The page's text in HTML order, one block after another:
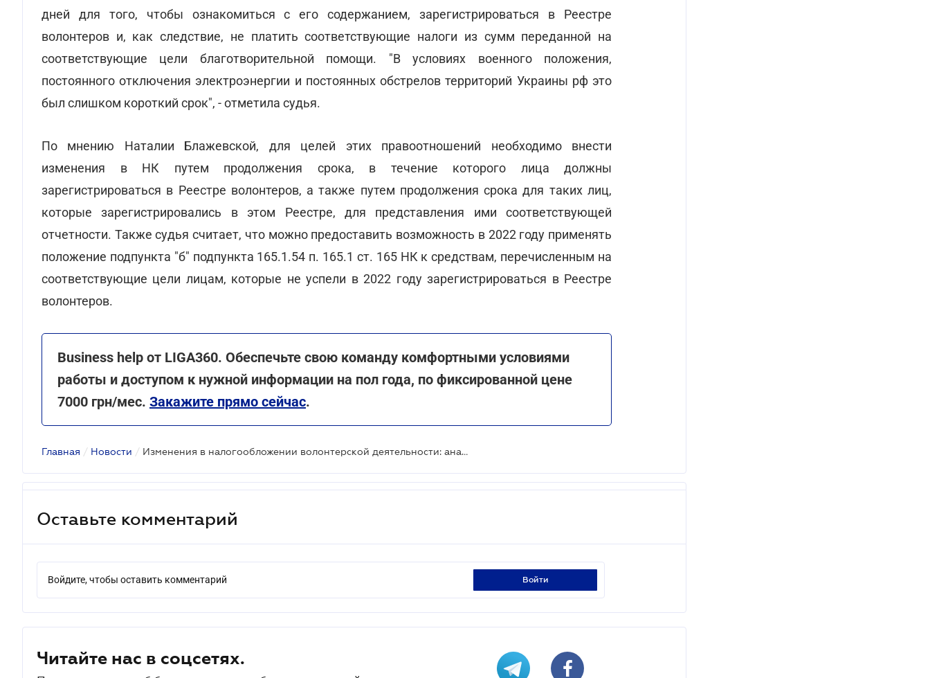
дней для того, чтобы ознакомиться с его содержанием, зарегистрироваться в Реестре
волонтеров и, как следствие, не платить соответствующие налоги из сумм переданной на
соответствующие цели благотворительной помощи. "В условиях военного положения,
постоянного отключения электроэнергии и постоянных обстрелов территорий Украины рф это
был слишком короткий срок", - отметила судья.
По мнению Наталии Блажевской, для целей этих правоотношений необходимо внести
изменения в НК путем продолжения срока, в течение которого лица должны
зарегистрироваться в Реестре волонтеров, а также путем продолжения срока для таких лиц,
которые зарегистрировались в этом Реестре, для представления ими соответствующей
отчетности. Также судья считает, что можно предоставить возможность в 2022 году применять
положение подпункта "б" подпункта 165.1.54 п. 165.1 ст. 165 НК к средствам, перечисленным на
соответствующие цели лицам, которые не успели в 2022 году зарегистрироваться в Реестре
волонтеров.
Business help от LIGA360. Обеспечьте свою команду комфортными условиями
работы и доступом к нужной информации на пол года, по фиксированной цене
7000 грн/мес. Закажите прямо сейчас.
Главная / Новости / Изменения в налогообложении волонтерской деятельности: анализ от судьи ВС
Оставьте комментарий
Войдите, чтобы оставить комментарий войти
Читайте нас в соцсетях.